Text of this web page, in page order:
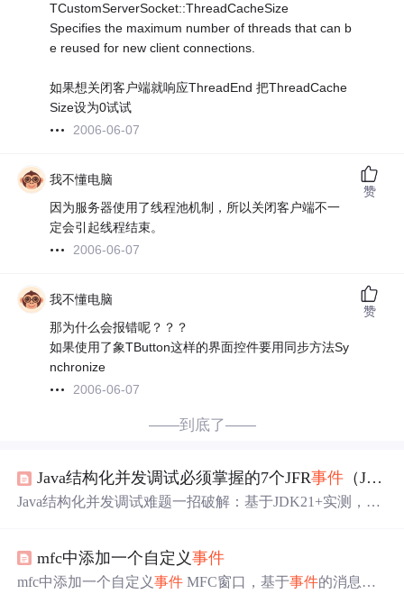
TCustomServerSocket::ThreadCacheSize
Specifies the maximum number of threads that can b
e reused for new client connections.
如果想关闭客户端就响应ThreadEnd 把ThreadCache
Size设为0试试
2006-06-07
我不懂电脑
因为服务器使用了线程池机制，所以关闭客户端不一
定会引起线程结束。
2006-06-07
赞
我不懂电脑
那为什么会报错呢？？？
如果使用了象TButton这样的界面控件要用同步方法Sy
nchronize
2006-06-07
赞
——到底了——
Java结构化并发调试必须掌握的7个JFR事件 （JDK21+实测有效）：精准捕获scope.cancel()未触发、join()阻塞超时等静默故障
Java结构化并发调试难题一招破解：基于JDK21+实测，详
全场景，低开销、高精度、无需修改代码，值得收藏。
mfc中添加一个自定义事件
mfc中添加一个自定义事件 MFC窗口，基于事件的消息处